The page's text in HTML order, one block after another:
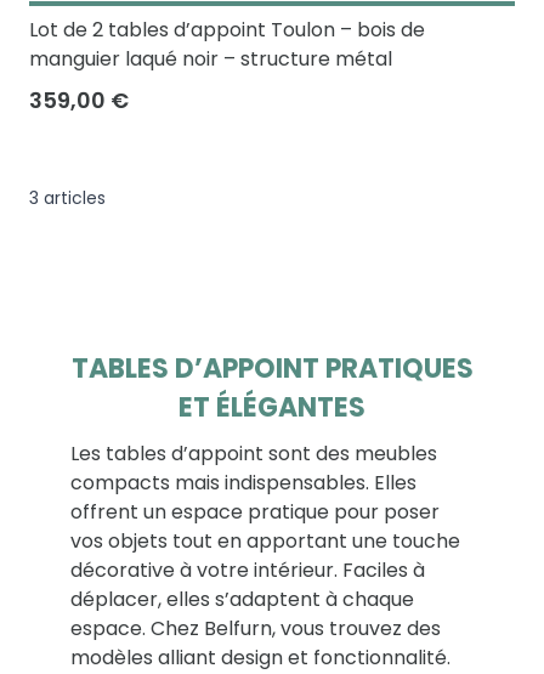
Lot de 2 tables d’appoint Toulon – bois de
manguier laqué noir – structure métal
359,00 €
3 articles
TABLES D’APPOINT PRATIQUES
ET ÉLÉGANTES
Les tables d’appoint sont des meubles
compacts mais indispensables. Elles
offrent un espace pratique pour poser
vos objets tout en apportant une touche
décorative à votre intérieur. Faciles à
déplacer, elles s’adaptent à chaque
espace. Chez Belfurn, vous trouvez des
modèles alliant design et fonctionnalité.